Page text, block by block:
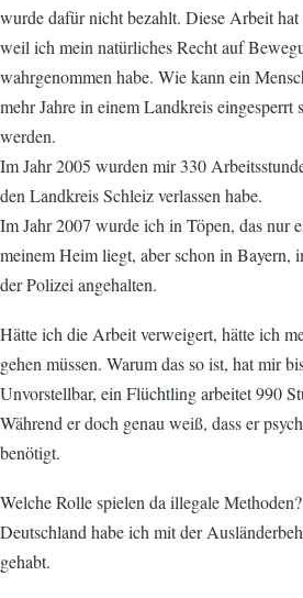
wurde dafür nicht bezahlt. Diese Arbeit
weil ich mein natürliches Recht auf
wahrgenommen habe. Wie kann ein
mehr Jahre in einem Landkreis eingesperrt
werden.
Im Jahr 2005 wurden mir 330
den Landkreis Schleiz verlassen habe.
Im Jahr 2007 wurde ich in Töpen, das nur
meinem Heim liegt, aber schon in Bayern,
der Polizei angehalten.
Hätte ich die Arbeit verweigert, hätte ich
gehen müssen. Warum das so ist, hat mir
Unvorstellbar, ein Flüchtling arbeitet 990
Während er doch genau weiß, dass er
benötigt.
Welche Rolle spielen da illegale
Deutschland habe ich mit der
gehabt.